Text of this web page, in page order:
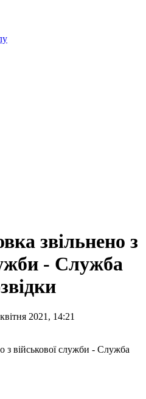
звільнено з
- Служба
2021, 14:21